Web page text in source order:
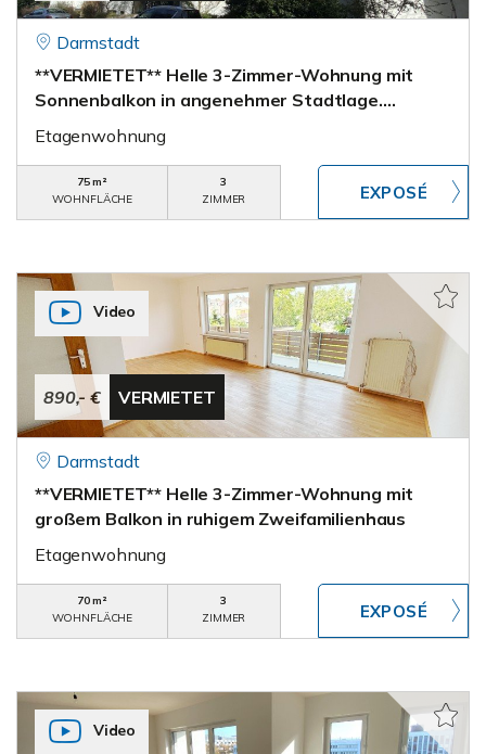
Darmstadt
**VERMIETET** Helle 3-Zimmer-Wohnung mit
Sonnenbalkon in angenehmer Stadtlage….
Etagenwohnung
75 m²
WOHNFLÄCHE
3
ZIMMER
890,- € VERMIETET
Video
Darmstadt
**VERMIETET** Helle 3-Zimmer-Wohnung mit
großem Balkon in ruhigem Zweifamilienhaus
Etagenwohnung
70 m²
WOHNFLÄCHE
3
ZIMMER
Video